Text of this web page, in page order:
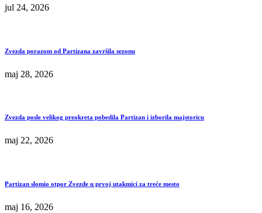
jul 24, 2026
Zvezda porazom od Partizana završila sezonu
maj 28, 2026
Zvezda posle velikog preokreta pobedila Partizan i izborila majstoricu
maj 22, 2026
Partizan slomio otpor Zvezde u prvoj utakmici za treće mesto
maj 16, 2026